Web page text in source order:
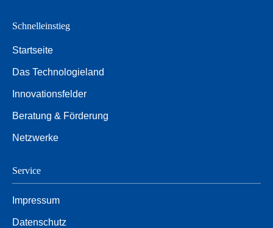
Schnelleinstieg
Startseite
Das Technologieland
Innovationsfelder
Beratung & Förderung
Netzwerke
Service
Impressum
Datenschutz